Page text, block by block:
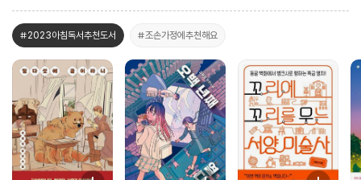
#2023아침독서추천도서 #조손가정에추천해요